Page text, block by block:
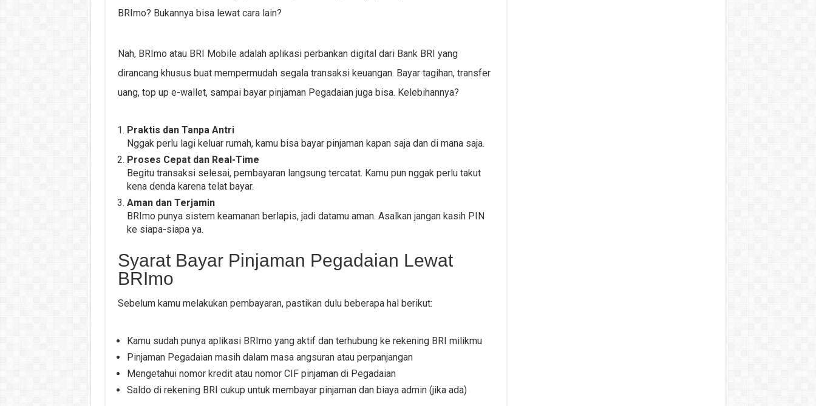
BRImo? Bukannya bisa lewat cara lain?
Nah, BRImo atau BRI Mobile adalah aplikasi perbankan digital dari Bank BRI yang
dirancang khusus buat mempermudah segala transaksi keuangan. Bayar tagihan, transfer
uang, top up e-wallet, sampai bayar pinjaman Pegadaian juga bisa. Kelebihannya?
Praktis dan Tanpa Antri
Nggak perlu lagi keluar rumah, kamu bisa bayar pinjaman kapan saja dan di mana saja.
Proses Cepat dan Real-Time
Begitu transaksi selesai, pembayaran langsung tercatat. Kamu pun nggak perlu takut
kena denda karena telat bayar.
Aman dan Terjamin
BRImo punya sistem keamanan berlapis, jadi datamu aman. Asalkan jangan kasih PIN
ke siapa-siapa ya.
Syarat Bayar Pinjaman Pegadaian Lewat
BRImo
Sebelum kamu melakukan pembayaran, pastikan dulu beberapa hal berikut:
Kamu sudah punya aplikasi BRImo yang aktif dan terhubung ke rekening BRI milikmu
Pinjaman Pegadaian masih dalam masa angsuran atau perpanjangan
Mengetahui nomor kredit atau nomor CIF pinjaman di Pegadaian
Saldo di rekening BRI cukup untuk membayar pinjaman dan biaya admin (jika ada)